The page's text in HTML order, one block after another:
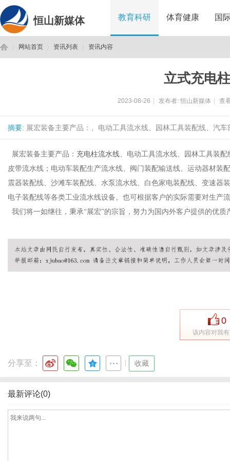
恒山新媒体 教育科研 体育健康 国
网站首页 资讯列表 资讯内容
立式充电
2023-08-26 发布者: 恒山新媒体 查
摘要: 展宏装备主要产品：、电动工具流水线、园林工具装配线、汽
展宏装备主要产品： 充电柱流水线、电动工具流水线、园林工具装
皮带流水线；电动车装配生产流水线、阀门装配输送线、运动器材装
震器装配线、沙滩车装配线、水泵流水线、白色家电装配线、变速器
电子装配线等各类工业流水线设备。也可根据客户的实际需要对生
我们将一如继往，秉承“展宏”的宗旨，努力为国内外客户提供的优质
0
该内容对我
分享至： 收藏
最新评论(0)